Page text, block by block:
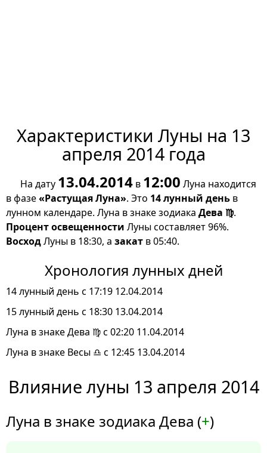
Характеристики Луны на 13
апреля 2014 года
На дату 13.04.2014 в 12:00 Луна находится
в фазе«Растущая Луна». Это 14 лунный день в
лунном календаре. Луна в знаке зодиака Дева ♍.
Процент освещенности Луны составляет 96%.
ВосходЛуны в 18:30, а закат в 05:40.
Хронология лунных дней
14 лунный день с 17:19 12.04.2014
15 лунный день с 18:30 13.04.2014
Луна в знаке Дева ♍ с 02:20 11.04.2014
Луна в знаке Весы ♎ с 12:45 13.04.2014
Влияние луны 13 апреля 2014
Луна в знаке зодиака Дева (+)